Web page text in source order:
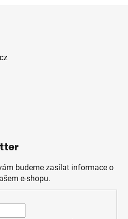
budeme zasílat informace o
e-shopu.